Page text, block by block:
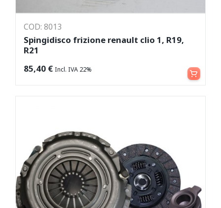
COD: 8013
Spingidisco frizione renault clio 1, R19,
R21
85,40 € Incl. IVA 22% Aggiungi al carrello